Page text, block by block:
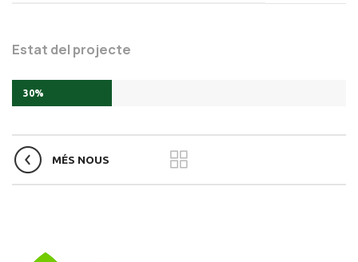
Estat del projecte
30%
MÉS NOUS